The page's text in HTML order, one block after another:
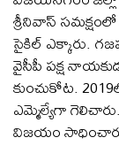
శ్రీనివాస్‌ సమక్షంలో
సైకిల్‌ ఎక్కారు.
వైసీపీ పక్ష
కుంచుకోట.
ఎమ్మెల్యేగా
విజయం